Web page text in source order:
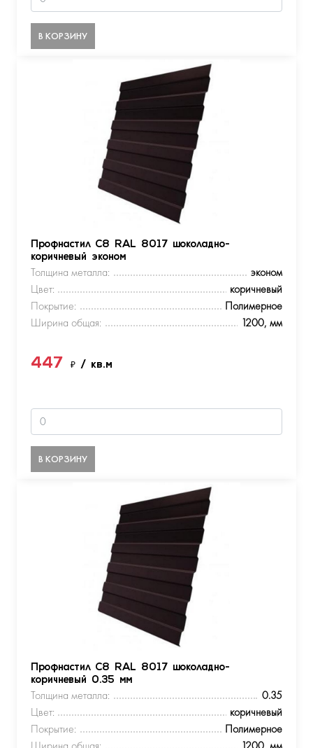
В КОРЗИНУ
Профнастил С8 RAL 8017 шоколадно-
коричневый эконом
Толщина металла:
эконом
Цвет:
коричневый
Покрытие:
Полимерное
Ширина общая:
1200, мм
447 ₽ / кв.м
В КОРЗИНУ
Профнастил С8 RAL 8017 шоколадно-
коричневый 0.35 мм
Толщина металла:
0.35
Цвет:
коричневый
Покрытие:
Полимерное